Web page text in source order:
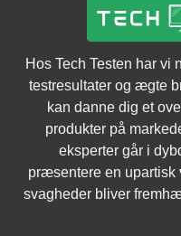
Hos Tech Testen har vi
testresultater og ægte
kan danne dig et
produkter på
eksperter går i
præsentere en upartisk
svagheder bliver